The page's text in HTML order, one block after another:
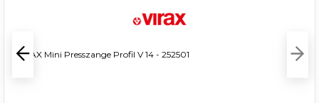
VIRAX Mini Presszange Profil V 14 - 252501